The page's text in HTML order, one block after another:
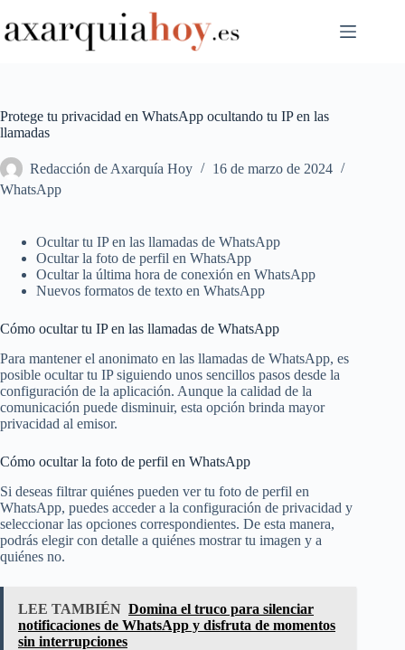
al
contenido
Protege tu privacidad en WhatsApp ocultando tu IP en las
llamadas
Redacción de Axarquía Hoy
16 de marzo de 2024
WhatsApp
Ocultar tu IP en las llamadas de WhatsApp
Ocultar la foto de perfil en WhatsApp
Ocultar la última hora de conexión en WhatsApp
Nuevos formatos de texto en WhatsApp
Cómo ocultar tu IP en las llamadas de WhatsApp
Para mantener el anonimato en las llamadas de WhatsApp, es
posible ocultar tu IP siguiendo unos sencillos pasos desde la
configuración de la aplicación. Aunque la calidad de la
comunicación puede disminuir, esta opción brinda mayor
privacidad al emisor.
Cómo ocultar la foto de perfil en WhatsApp
Si deseas filtrar quiénes pueden ver tu foto de perfil en
WhatsApp, puedes acceder a la configuración de privacidad y
seleccionar las opciones correspondientes. De esta manera,
podrás elegir con detalle a quiénes mostrar tu imagen y a
quiénes no.
LEE TAMBIÉN Domina el truco para silenciar
notificaciones de WhatsApp y disfruta de momentos
sin interrupciones